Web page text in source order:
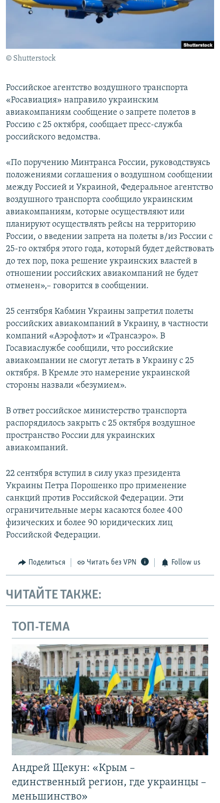
ПОБЕДИТЕЛЕЙ НЕ СУДЯТ?
УКРАИНСКАЯ ПРОБЛЕМА КРЫМА
ПРИСОЕДИНЯЙТЕСЬ!
© Shutterstock
Российское агентство воздушного транспорта
«Росавиация» направило украинским
авиакомпаниям сообщение о запрете полетов в
Россию с 25 октября, сообщает пресс-служба
российского ведомства.
«По поручению Минтранса России, руководствуясь
положениями соглашения о воздушном сообщении
между Россией и Украиной, Федеральное агентство
воздушного транспорта сообщило украинским
авиакомпаниям, которые осуществляют или
планируют осуществлять рейсы на территорию
России, о введении запрета на полеты в/из России с
25-го октября этого года, который будет действовать
до тех пор, пока решение украинских властей в
отношении российских авиакомпаний не будет
отменен»,– говорится в сообщении.
25 сентября Кабмин Украины запретил полеты
российских авиакомпаний в Украину, в частности
компаний «Аэрофлот» и «Трансаэро». В
Госавиаслужбе сообщили, что российские
авиакомпании не смогут летать в Украину с 25
октября. В Кремле это намерение украинской
стороны назвали «безумием».
В ответ российское министерство транспорта
распорядилось закрыть с 25 октября воздушное
пространство России для украинских
авиакомпаний.
22 сентября вступил в силу указ президента
Украины Петра Порошенко про применение
санкций против Российской Федерации. Эти
ограничительные меры касаются более 400
физических и более 90 юридических лиц
Российской Федерации.
Поделиться Читать без VPN Follow us
ЧИТАЙТЕ ТАКЖЕ:
ТОП-ТЕМА
Андрей Щекун: «Крым –
единственный регион, где украинцы –
меньшинство»